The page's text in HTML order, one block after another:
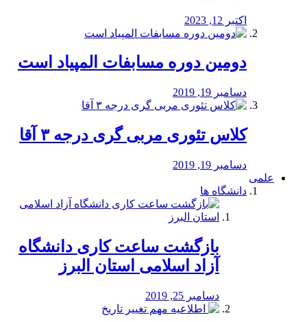
اکتبر 12, 2023
دومین دوره مسابفات المپیاد است
دسامبر 19, 2019
کلاس تئوری مربی گری درجه ۳ آقا
دسامبر 19, 2019
علمی
دانشگاه ها
بازگشت ساعت کاری دانشگاه
آزاد اسلامی استان البرز
دسامبر 25, 2019